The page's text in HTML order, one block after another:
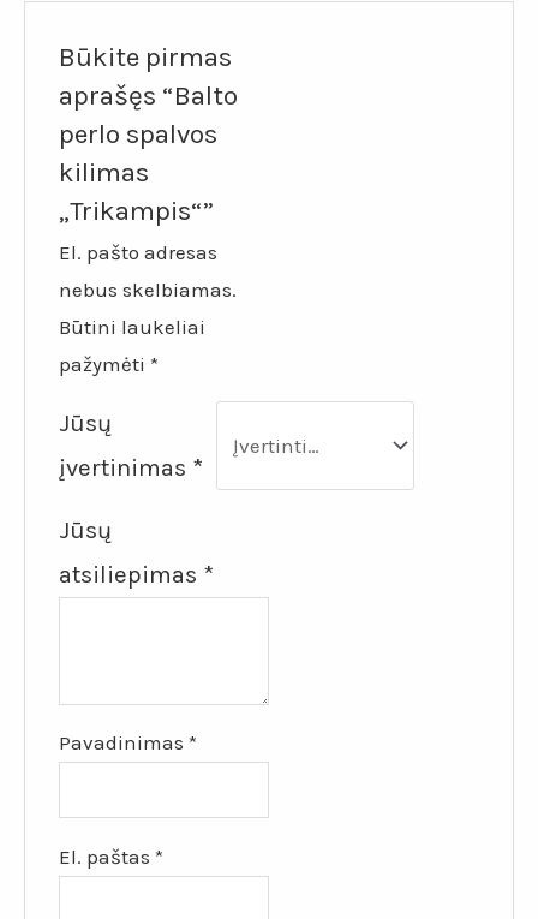
Būkite pirmas
aprašęs “Balto
perlo spalvos
kilimas
„Trikampis“”
El. pašto adresas
nebus skelbiamas.
Būtini laukeliai
pažymėti*
Jūsų
įvertinimas *
Jūsų
atsiliepimas *
Pavadinimas*
El. paštas*